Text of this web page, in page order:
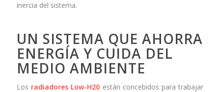
inercia del sistema.
UN SISTEMA QUE AHORRA
ENERGÍA Y CUIDA DEL
MEDIO AMBIENTE
Los radiadores Low-H20 están concebidos para trabajar